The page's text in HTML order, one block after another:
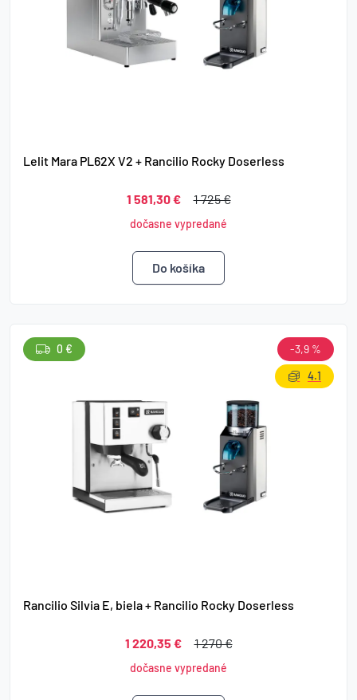
Lelit Mara PL62X V2 + Rancilio Rocky Doserless
1 581,30 € 1 725 €
dočasne vypredané
Rancilio Silvia E, biela + Rancilio Rocky Doserless
1 220,35 € 1 270 €
dočasne vypredané
0 €
-3,9 %
4.1